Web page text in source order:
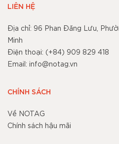
LIÊN HỆ
Địa chỉ: 96 Phan Đăng Lưu,
Minh
Điện thoại: (+84) 909 829 418
Email: info@notag.vn
CHÍNH SÁCH
Về NOTAG
Chính sách hậu mãi